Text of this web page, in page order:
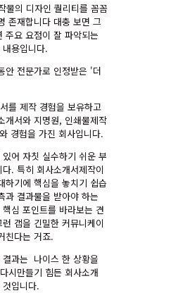
물의 디자인 퀄리티를 꼼꼼
존재합니다 대충 보면 그
주요 요점이 잘 파악되는
용입니다.
안 전문가로 인정받은 '더
를 제작 경험을 보유하고
개서와 지명원, 인쇄물제작
경험을 가진 회사입니다.
어 자칫 실수하기 쉬운 부
. 특히 회사소개서제작이
하기에 핵심을 놓치기 쉽습
과 결과물을 받아야 하는
심 포인트를 바라보는 견
갭을 긴밀한 커뮤니케이
친다는 거죠.
과는 나이스 한 상황을
시만들기 힘든 회사소개
입니다.